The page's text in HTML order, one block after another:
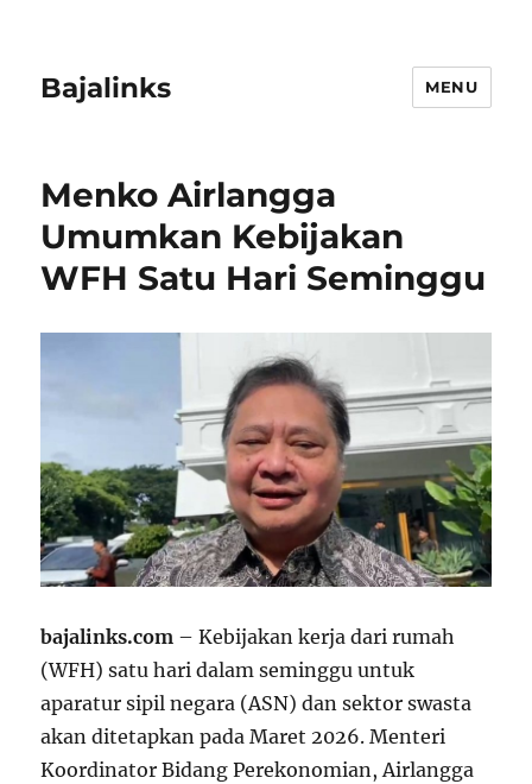
Bajalinks MENU
Menko Airlangga
Umumkan Kebijakan
WFH Satu Hari Seminggu
bajalinks.com – Kebijakan kerja dari rumah
(WFH) satu hari dalam seminggu untuk
aparatur sipil negara (ASN) dan sektor swasta
akan ditetapkan pada Maret 2026. Menteri
Koordinator Bidang Perekonomian, Airlangga